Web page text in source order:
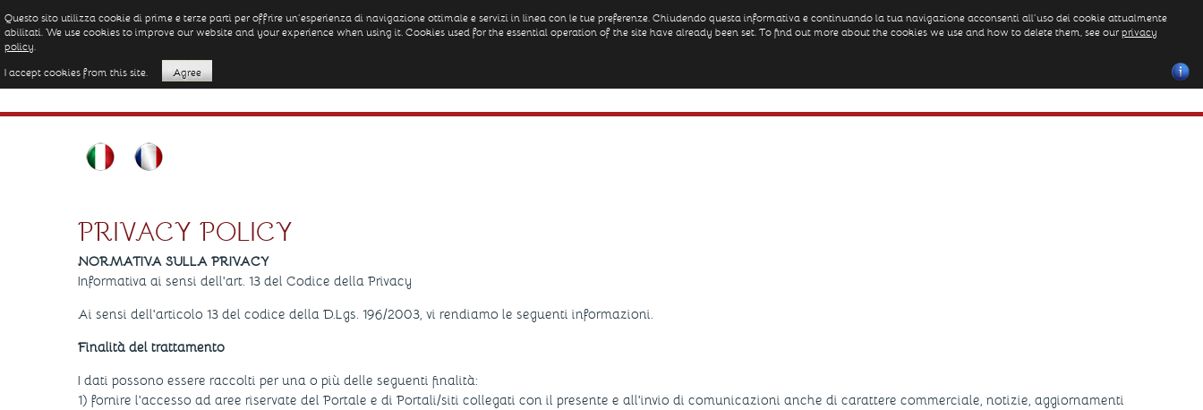
PRIVACY POLICY
NORMATIVA SULLA PRIVACY
Informativa ai sensi dell'art. 13 del Codice della Privacy
Ai sensi dell'articolo 13 del codice della D.Lgs. 196/2003, vi rendiamo le seguenti informazioni.
Finalità del trattamento
I dati possono essere raccolti per una o più delle seguenti finalità:
1) fornire l'accesso ad aree riservate del Portale e di Portali/siti collegati con il presente e all'invio di comunicazioni anche di carattere commerciale, notizie, aggiornamenti
Questo sito utilizza cookie di prime e terze parti per offrire un’esperienza di navigazione ottimale e servizi in linea con le tue preferenze. Chiudendo questa informativa e continuando la tua navigazione acconsenti all’uso dei cookie attualmente
abilitati. We use cookies to improve our website and your experience when using it. Cookies used for the essential operation of the site have already been set. To find out more about the cookies we use and how to delete them, see ourprivacy
policy.
I accept cookies from this site.
Agree